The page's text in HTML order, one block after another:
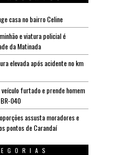
casa no bairro Celine
e viatura policial é
da Matinada
elevada após acidente no km
furtado e prende homem
040
assusta moradores e
pontos de Carandaí